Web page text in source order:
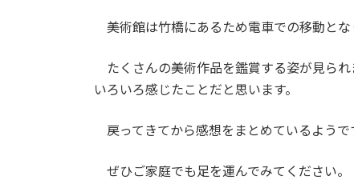
時
:
美術館は竹橋にあるため電車での移動とな
たくさんの美術作品を鑑賞する姿が見ら
いろいろ感じたことだと思います。
戻ってきてから感想をまとめているようで
ぜひご家庭でも足を運んでみてください。